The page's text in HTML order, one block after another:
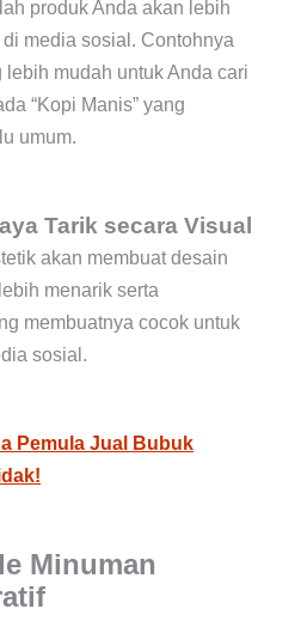
produk Anda akan lebih
media sosial. Contohnya
mudah untuk Anda cari
“Kopi Manis” yang
umum.
Tarik secara Visual
akan membuat desain
menarik serta
membuatnya cocok untuk
sosial.
Pemula Jual Bubuk
Minuman